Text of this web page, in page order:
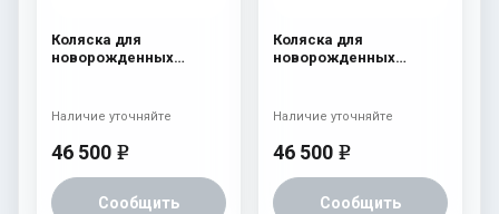
Коляска для
новорожденных
46 500 e
Сообщить
Наличие уточняйте
Коляска для
новорожденных
46 500 e
Сообщить
Наличие уточняйте